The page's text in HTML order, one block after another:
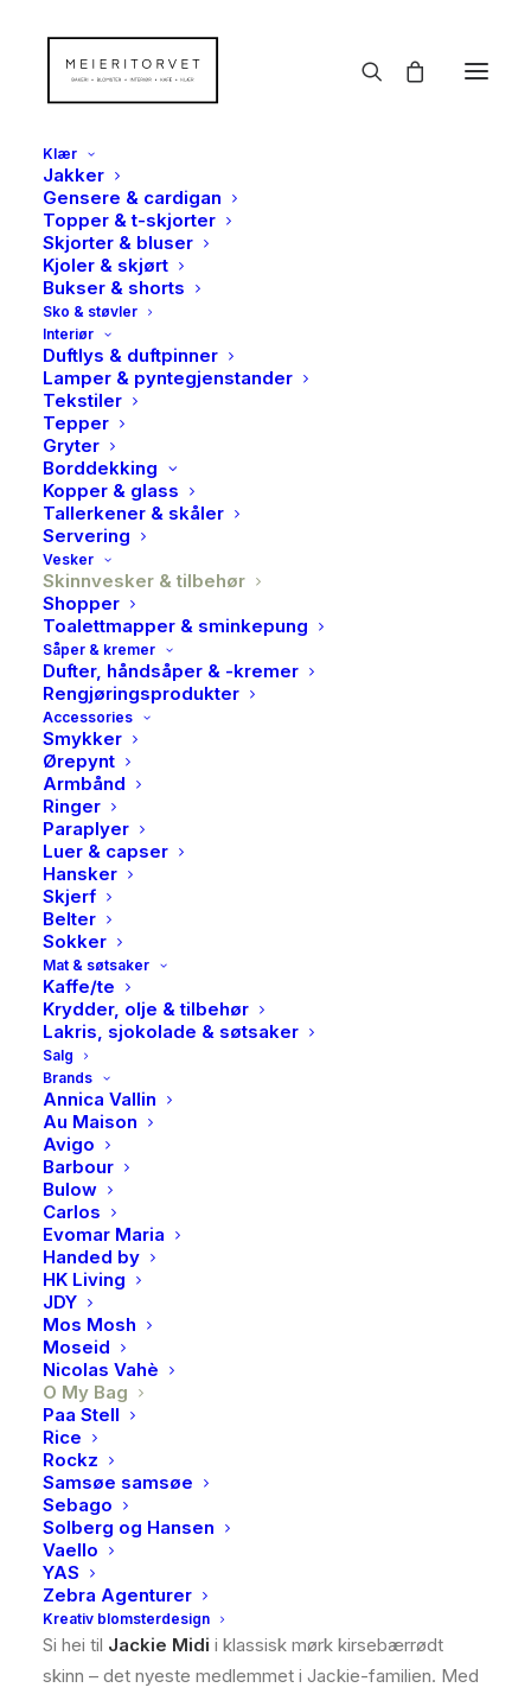
Klær
Jakker
Gensere & cardigan
Topper & t-skjorter
Skjorter & bluser
Kjoler & skjørt
Bukser & shorts
Sko & støvler
Interiør
Duftlys & duftpinner
Lamper & pyntegjenstander
Tekstiler
Tepper
Gryter
Borddekking
Kopper & glass
Tallerkener & skåler
Servering
Vesker
Skinnvesker & tilbehør
Shopper
Toalettmapper & sminkepung
Såper & kremer
Dufter, håndsåper & -kremer
Rengjøringsprodukter
Accessories
Smykker
Ørepynt
Armbånd
Ringer
Paraplyer
Luer & capser
Hansker
Skjerf
Belter
Sokker
Mat & søtsaker
Kaffe/te
Krydder, olje & tilbehør
Lakris, sjokolade & søtsaker
Salg
Brands
Annica Vallin
Au Maison
Avigo
Barbour
Bulow
Carlos
Evomar Maria
Handed by
HK Living
JDY
Mos Mosh
Moseid
Nicolas Vahè
O My Bag
Paa Stell
Rice
Rockz
Samsøe samsøe
Sebago
Solberg og Hansen
Vaello
YAS
Zebra Agenturer
Kreativ blomsterdesign
O My Bag, Jackie midi,
Dark cherry classic
leather
3999,00kr
Si hei til Jackie Midi i klassisk mørk kirsebærrødt
skinn – det nyeste medlemmet i Jackie-familien. Med